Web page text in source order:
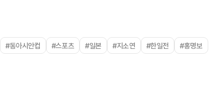
#동아시안컵 #스포츠 #일본 #지소연 #한일전 #홍명보